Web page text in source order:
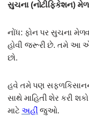
સુચના (નોટીફિકેશન)
નોંધ: ફોન પર સુચના
હોવી જરૂરી છે. તમે આ
છો.
હવે તમે પણ
સાથે માહિતી શેર કરી
માટે અહીં જુઓ.